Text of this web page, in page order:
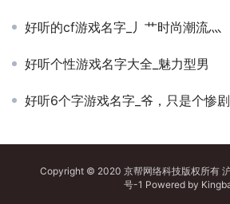
好听的cf游戏名字_丿艹时尚潮流灬
好听个性游戏名字大全_魅力型男
好听6个字游戏名字_爷，只是个惨剧
Copyright © 2020 京帮网络科技版权所有
号-1 Powered by